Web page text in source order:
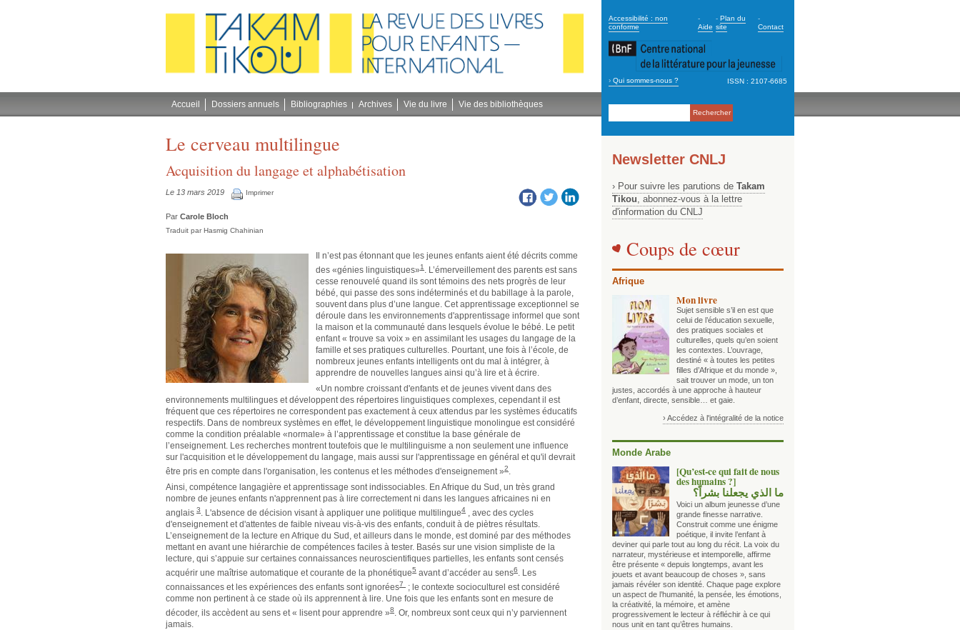
secondary_2
Accessibilité : non
conforme
-
Aide
-Plan du
site
-
Contact
Navigation
› Qui sommes-nous ? ISSN : 2107-6685
Accueil Dossiers annuels Bibliographies Archives Vie du livre Vie des bibliothèques
Le cerveau multilingue
Acquisition du langage et alphabétisation
Le 13 mars 2019 Imprimer
Par Carole Bloch
Traduit parHasmig Chahinian
Il n’est pas étonnant que les jeunes enfants aient été décrits comme
des «génies linguistiques»1 . L’émerveillement des parents est sans
cesse renouvelé quand ils sont témoins des nets progrès de leur
bébé, qui passe des sons indéterminés et du babillage à la parole,
souvent dans plus d’une langue. Cet apprentissage exceptionnel se
déroule dans les environnements d'apprentissage informel que sont
la maison et la communauté dans lesquels évolue le bébé. Le petit
enfant « trouve sa voix » en assimilant les usages du langage de la
famille et ses pratiques culturelles. Pourtant, une fois à l’école, de
nombreux jeunes enfants intelligents ont du mal à intégrer, à
apprendre de nouvelles langues ainsi qu’à lire et à écrire.
«Un nombre croissant d'enfants et de jeunes vivent dans des
environnements multilingues et développent des répertoires linguistiques complexes, cependant il est
fréquent que ces répertoires ne correspondent pas exactement à ceux attendus par les systèmes éducatifs
respectifs. Dans de nombreux systèmes en effet, le développement linguistique monolingue est considéré
comme la condition préalable «normale» à l’apprentissage et constitue la base générale de
l’enseignement. Les recherches montrent toutefois que le multilinguisme a non seulement une influence
sur l'acquisition et le développement du langage, mais aussi sur l'apprentissage en général et qu'il devrait
être pris en compte dans l'organisation, les contenus et les méthodes d'enseignement »2.
Ainsi, compétence langagière et apprentissage sont indissociables. En Afrique du Sud, un très grand
nombre de jeunes enfants n'apprennent pas à lire correctement ni dans les langues africaines ni en
anglais 3. L'absence de décision visant à appliquer une politique multilingue4 , avec des cycles
d'enseignement et d'attentes de faible niveau vis-à-vis des enfants, conduit à de piètres résultats.
L’enseignement de la lecture en Afrique du Sud, et ailleurs dans le monde, est dominé par des méthodes
mettant en avant une hiérarchie de compétences faciles à tester. Basés sur une vision simpliste de la
lecture, qui s’appuie sur certaines connaissances neuroscientifiques partielles, les enfants sont censés
acquérir une maîtrise automatique et courante de la phonétique5 avant d’accéder au sens6. Les
connaissances et les expériences des enfants sont ignorées7
; le contexte socioculturel est considéré
comme non pertinent à ce stade où ils apprennent à lire. Une fois que les enfants sont en mesure de
décoder, ils accèdent au sens et « lisent pour apprendre »8. Or, nombreux sont ceux qui n’y parviennent
jamais.
Newsletter CNLJ
› Pour suivre les parutions de Takam
Tikou, abonnez-vous à la lettre
d'information du CNLJ
Coups de cœur
Afrique
Mon livre
Sujet sensible s’il en est que
celui de l’éducation sexuelle,
des pratiques sociales et
culturelles, quels qu’en soient
les contextes. L’ouvrage,
destiné « à toutes les petites
filles d’Afrique et du monde »,
sait trouver un mode, un ton
justes, accordés à une approche à hauteur
d’enfant, directe, sensible… et gaie.
› Accédez à l'intégralité de la notice
Monde Arabe
[Qu’est-ce qui fait de nous
des humains ?]
ما الذي يجعلنا بشراً؟
Voici un album jeunesse d’une
grande finesse narrative.
Construit comme une énigme
poétique, il invite l’enfant à
deviner qui parle tout au long du récit. La voix du
narrateur, mystérieuse et intemporelle, affirme
être présente « depuis longtemps, avant les
jouets et avant beaucoup de choses », sans
jamais révéler son identité. Chaque page explore
un aspect de l’humanité, la pensée, les émotions,
la créativité, la mémoire, et amène
progressivement le lecteur à réfléchir à ce qui
nous unit en tant qu’êtres humains.